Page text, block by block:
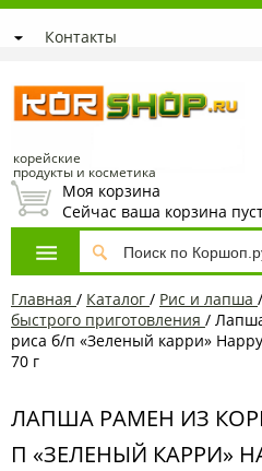
Контакты
корейские
продукты и косметика
Моя корзина
Сейчас ваша корзина
Главная / Каталог / Рис и лапша /
быстрого приготовления /
риса б/п «Зеленый карри»
70 г
ЛАПША РАМЕН ИЗ
П «ЗЕЛЕНЫЙ КАРРИ»